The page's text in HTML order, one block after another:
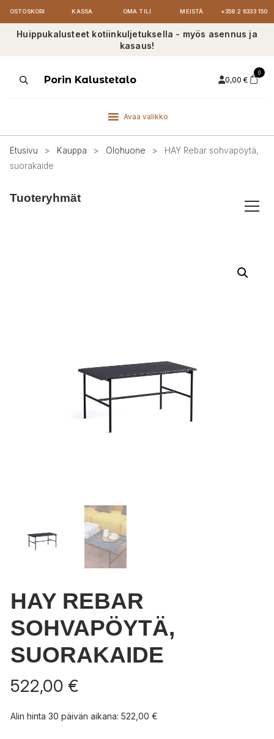
OSTOSKORI KASSA OMA TILI MEISTÄ +358 2 6333 150
Huippukalusteet kotiinkuljetuksella - myös asennus ja
kasaus!
ProductsPorin Kalustetalo 0,00 €
0
Avaa valikko
Etusivu > Kauppa > Olohuone >
HAY Rebar sohvapöytä,
suorakaide
Tuoteryhmät
HAY REBAR
SOHVAPÖYTÄ,
SUORAKAIDE
522,00 €
Alin hinta 30 päivän aikana: 522,00 €